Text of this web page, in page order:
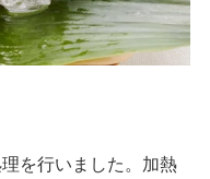
を行いました。加熱